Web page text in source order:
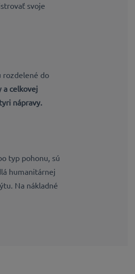
svoje
rozdelené do
a celkovej
nápravy.
typ pohonu, sú
humanitárnej
Na nákladné